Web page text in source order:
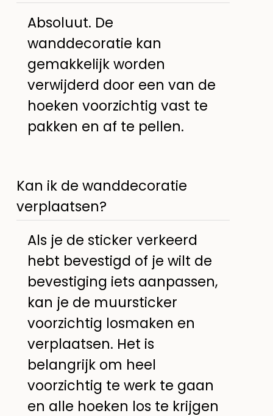
Absoluut. De
wanddecoratie kan
gemakkelijk worden
verwijderd door een van de
hoeken voorzichtig vast te
pakken en af te pellen.
Kan ik de wanddecoratie
verplaatsen?
Als je de sticker verkeerd
hebt bevestigd of je wilt de
bevestiging iets aanpassen,
kan je de muursticker
voorzichtig losmaken en
verplaatsen. Het is
belangrijk om heel
voorzichtig te werk te gaan
en alle hoeken los te krijgen